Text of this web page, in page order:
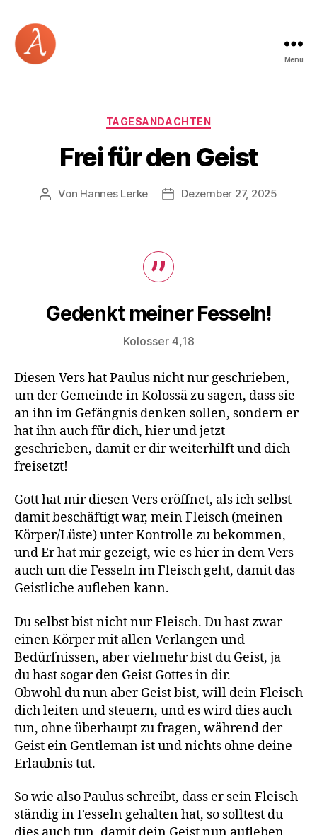
Menü
Kategorien
TAGESANDACHTEN
Frei für den Geist
Beitragsautor
Von Hannes Lerke Beitragsdatum
Dezember 27, 2025
Gedenkt meiner Fesseln!
Kolosser 4,18
Diesen Vers hat Paulus nicht nur geschrieben,
um der Gemeinde in Kolossä zu sagen, dass sie
an ihn im Gefängnis denken sollen, sondern er
hat ihn auch für dich, hier und jetzt
geschrieben, damit er dir weiterhilft und dich
freisetzt!
Gott hat mir diesen Vers eröffnet, als ich selbst
damit beschäftigt war, mein Fleisch (meinen
Körper/Lüste) unter Kontrolle zu bekommen,
und Er hat mir gezeigt, wie es hier in dem Vers
auch um die Fesseln im Fleisch geht, damit das
Geistliche aufleben kann.
Du selbst bist nicht nur Fleisch. Du hast zwar
einen Körper mit allen Verlangen und
Bedürfnissen, aber vielmehr bist du Geist, ja
du hast sogar den Geist Gottes in dir.
Obwohl du nun aber Geist bist, will dein Fleisch
dich leiten und steuern, und es wird dies auch
tun, ohne überhaupt zu fragen, während der
Geist ein Gentleman ist und nichts ohne deine
Erlaubnis tut.
So wie also Paulus schreibt, dass er sein Fleisch
ständig in Fesseln gehalten hat, so solltest du